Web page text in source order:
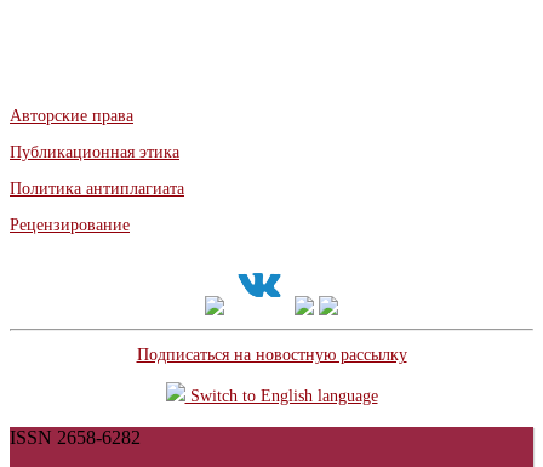
Авторские права
Публикационная этика
Политика антиплагиата
Рецензирование
Подписаться на новостную рассылку
Switch to English language
ISSN 2658-6282